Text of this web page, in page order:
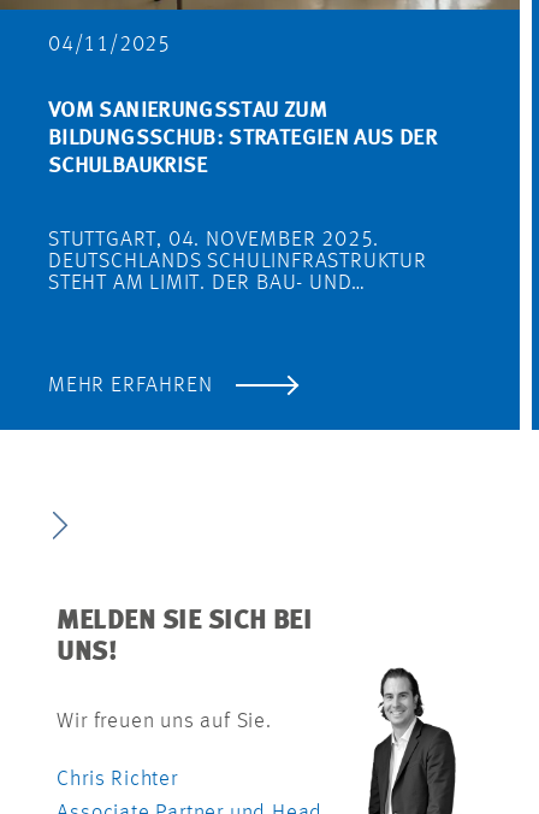
04/11/2025
VOM SANIERUNGSSTAU ZUM
BILDUNGSSCHUB: STRATEGIEN AUS DER
SCHULBAUKRISE
STUTTGART, 04. NOVEMBER 2025.
DEUTSCHLANDS SCHULINFRASTRUKTUR
STEHT AM LIMIT. DER BAU- UND…
MEHR ERFAHREN
MELDEN SIE SICH BEI
UNS!
Wir freuen uns auf Sie.
Chris Richter